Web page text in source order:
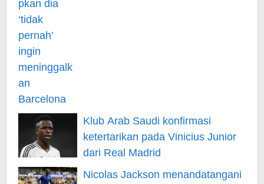
Klub Arab Saudi konfirmasi
ketertarikan pada Vinicius Junior
dari Real Madrid
Nicolas Jackson menandatangani